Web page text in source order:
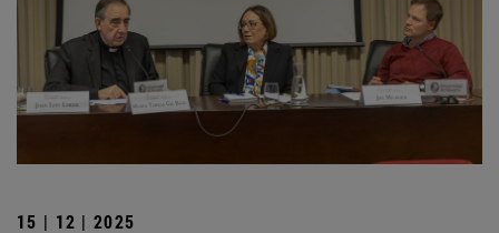
15 | 12 | 2025